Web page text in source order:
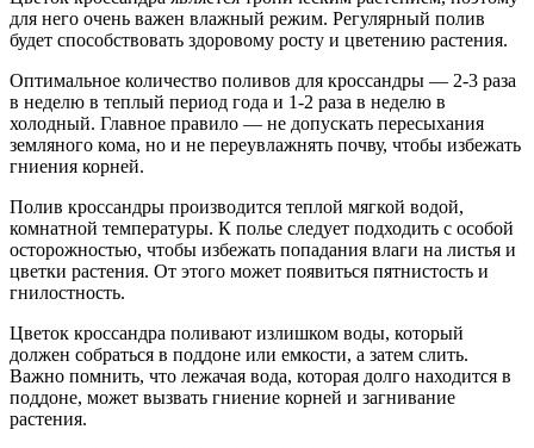
для него очень важен влажный режим. Регулярный полив
будет способствовать здоровому росту и цветению растения.
Оптимальное количество поливов для кроссандры — 2-3 раза
в неделю в теплый период года и 1-2 раза в неделю в
холодный. Главное правило — не допускать пересыхания
земляного кома, но и не переувлажнять почву, чтобы избежать
гниения корней.
Полив кроссандры производится теплой мягкой водой,
комнатной температуры. К полье следует подходить с особой
осторожностью, чтобы избежать попадания влаги на листья и
цветки растения. От этого может появиться пятнистость и
гнилостность.
Цветок кроссандра поливают излишком воды, который
должен собраться в поддоне или емкости, а затем слить.
Важно помнить, что лежачая вода, которая долго находится в
поддоне, может вызвать гниение корней и загнивание
растения.